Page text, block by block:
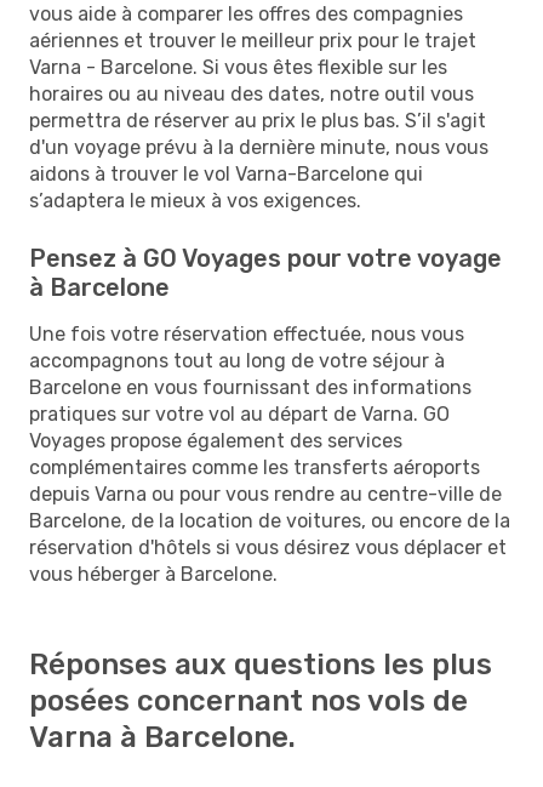
vous aide à comparer les offres des compagnies
aériennes et trouver le meilleur prix pour le trajet
Varna - Barcelone. Si vous êtes flexible sur les
horaires ou au niveau des dates, notre outil vous
permettra de réserver au prix le plus bas. S’il s'agit
d'un voyage prévu à la dernière minute, nous vous
aidons à trouver le vol Varna-Barcelone qui
s’adaptera le mieux à vos exigences.
Pensez à GO Voyages pour votre voyage
à Barcelone
Une fois votre réservation effectuée, nous vous
accompagnons tout au long de votre séjour à
Barcelone en vous fournissant des informations
pratiques sur votre vol au départ de Varna. GO
Voyages propose également des services
complémentaires comme les transferts aéroports
depuis Varna ou pour vous rendre au centre-ville de
Barcelone, de la location de voitures, ou encore de la
réservation d'hôtels si vous désirez vous déplacer et
vous héberger à Barcelone.
Réponses aux questions les plus
posées concernant nos vols de
Varna à Barcelone.